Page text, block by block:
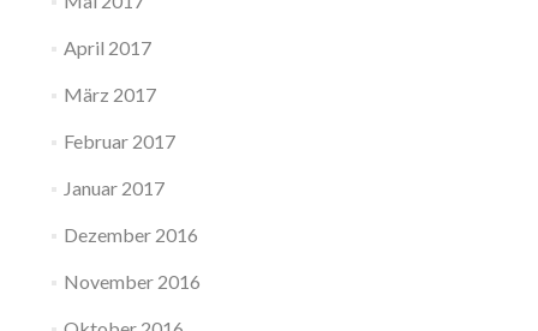
April 2017
März 2017
Februar 2017
Januar 2017
Dezember 2016
November 2016